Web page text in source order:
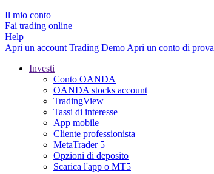
Il mio conto
Fai trading online
Help
Apri un account Trading Demo Apri un conto di prova
Investi
Conto OANDA
OANDA stocks account
TradingView
Tassi di interesse
App mobile
Cliente professionista
MetaTrader 5
Opzioni di deposito
Scarica l'app o MT5